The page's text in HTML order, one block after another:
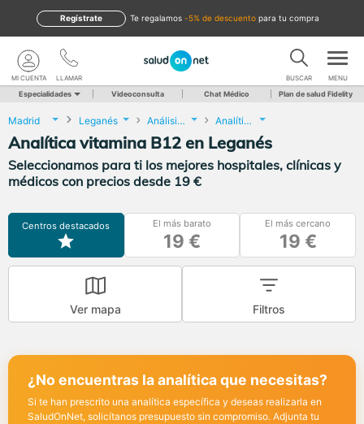
te regalamos -5% de descuento para tu compra
Regístrate
LLAMAR
MI CUENTA BUSCAR MENU
Especialidades Videoconsulta Chat Médico Plan de salud Fidelity
Madrid Leganés Análisis Clínicos Analítica vitamina B12
Analítica vitamina B12 en Leganés
Seleccionamos para ti los mejores hospitales, clínicas y
médicos con precios desde 19 €
Centros destacados El más barato
19 €
El más cercano
19 €
Ver mapa Filtros
¿No encuentras la analítica que necesitas?
Si te han prescrito una analítica específica y deseas realizarla en
SaludOnNet, solicítanos presupuesto sin compromiso. Adjunta tu